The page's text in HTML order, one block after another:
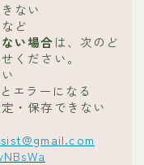
ない
ど
い場合は、次のど
ください。
エラーになる
・保存できない